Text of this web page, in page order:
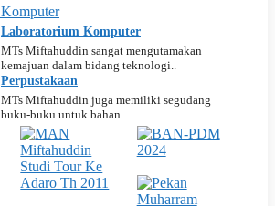
Laboratorium Komputer
MTs Miftahuddin sangat mengutamakan
kemajuan dalam bidang teknologi..
Perpustakaan
MTs Miftahuddin juga memiliki segudang
buku-buku untuk bahan..